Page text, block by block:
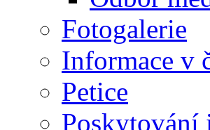
Fotogalerie
Informace v
Petice
Poskytování